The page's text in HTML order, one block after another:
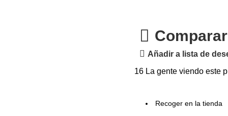
Comparar
Añadir a lista de
16 La gente viendo este
Recoger en la tienda